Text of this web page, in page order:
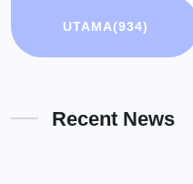
UTAMA(934)
Recent News